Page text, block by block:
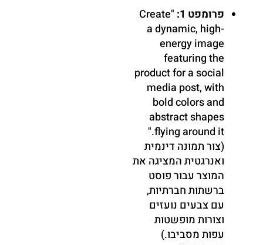
פרומפט 1:
"Create
a dynamic, high-
energy image
featuring the
product for a social
media post, with
bold colors and
abstract shapes
flying around it."
(צור תמונה דינמית
ואנרגטית המציגה את
המוצר עבור פוסט
ברשתות חברתיות,
עם צבעים נועזים
וצורות מופשטות
עפות מסביבו.)